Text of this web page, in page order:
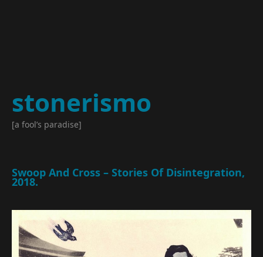
stonerismo
[a fool’s paradise]
Swoop And Cross – Stories Of Disintegration,
2018.